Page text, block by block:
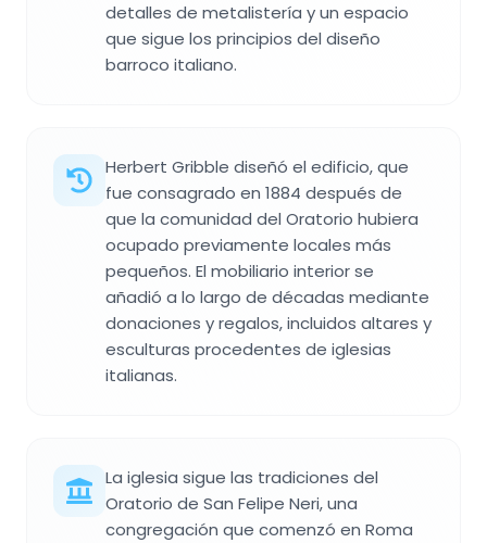
detalles de metalistería y un espacio
que sigue los principios del diseño
barroco italiano.
Herbert Gribble diseñó el edificio, que
fue consagrado en 1884 después de
que la comunidad del Oratorio hubiera
ocupado previamente locales más
pequeños. El mobiliario interior se
añadió a lo largo de décadas mediante
donaciones y regalos, incluidos altares y
esculturas procedentes de iglesias
italianas.
La iglesia sigue las tradiciones del
Oratorio de San Felipe Neri, una
congregación que comenzó en Roma